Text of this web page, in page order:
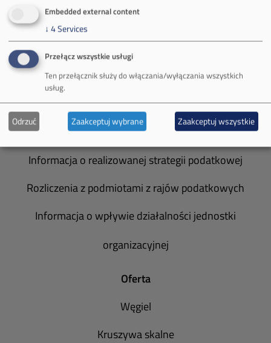
Zakład Górniczy Janina
Zakład Górniczy Sobieski
Galeria zdjęć
Informacja o realizowanej strategii podatkowej
Rozliczenia z podmiotami z rajów podatkowych
Informacja o wpływie działalności jednostki
organizacyjnej
Oferta
Węgiel
Kruszywa skalne
Embedded external content
↓ 4Services
Przełącz wszystkie usługi
Ten przełącznik służy do włączania/wyłączania wszystkich
usług.
Odrzuć Zaakceptuj wybrane Zaakceptuj wszystkie